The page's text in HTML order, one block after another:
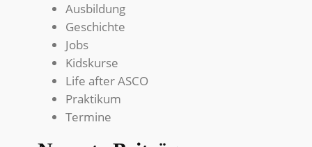
Ausbildung
Geschichte
Jobs
Kidskurse
Life after ASCO
Praktikum
Termine